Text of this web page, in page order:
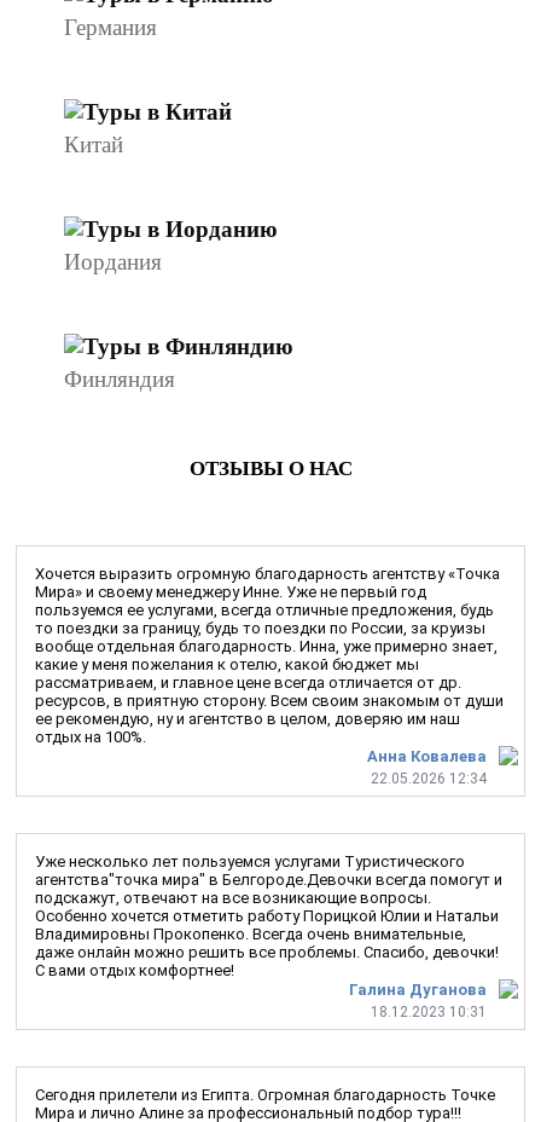
Германия
Китай
Иордания
Финляндия
ОТЗЫВЫ О НАС
Анна Ковалева
22.05.2026 12:34
Хочется выразить огромную благодарность агентству «Точка
Мира» и своему менеджеру Инне. Уже не первый год
пользуемся ее услугами, всегда отличные предложения, будь
то поездки за границу, будь то поездки по России, за круизы
вообще отдельная благодарность. Инна, уже примерно знает,
какие у меня пожелания к отелю, какой бюджет мы
рассматриваем, и главное цене всегда отличается от др.
ресурсов, в приятную сторону. Всем своим знакомым от души
ее рекомендую, ну и агентство в целом, доверяю им наш
отдых на 100%.
Галина Дуганова
18.12.2023 10:31
Уже несколько лет пользуемся услугами Туристического
агентства"точка мира" в Белгороде.Девочки всегда помогут и
подскажут, отвечают на все возникающие вопросы.
Особенно хочется отметить работу Порицкой Юлии и Натальи
Владимировны Прокопенко. Всегда очень внимательные,
даже онлайн можно решить все проблемы. Спасибо, девочки!
С вами отдых комфортнее!
Сегодня прилетели из Египта. Огромная благодарность Точке
Мира и лично Алине за профессиональный подбор тура!!!